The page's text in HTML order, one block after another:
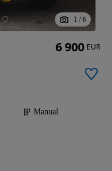
1 / 6
Manual
6 900 EUR